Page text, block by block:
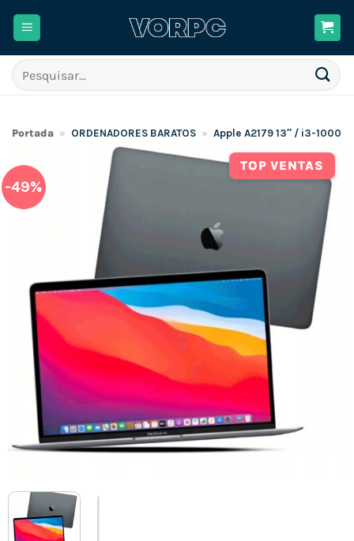
Pesquisar
por:
Portada » ORDENADORES BARATOS » Apple A2179 13″ / i3-
TOP VENTAS
-49%